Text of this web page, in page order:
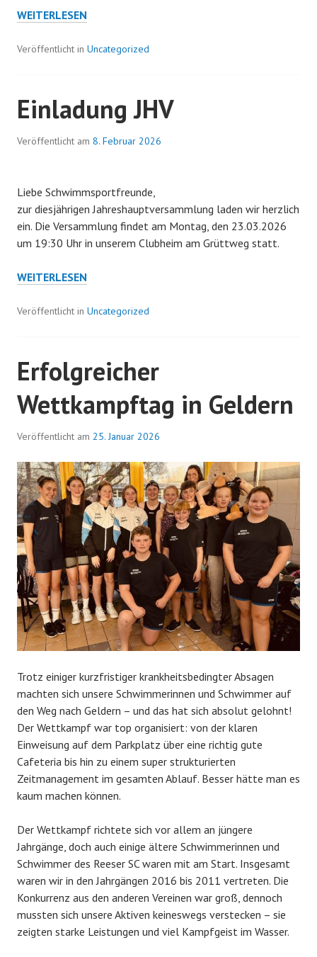
REESER
MIT
IN
GELDERN
WEITERLESEN
Veröffentlicht in Uncategorized
Einladung JHV
Veröffentlicht am 8. Februar 2026
Liebe Schwimmsportfreunde,
zur diesjährigen Jahreshauptversammlung laden wir herzlich
ein. Die Versammlung findet am Montag, den 23.03.2026
um 19:30 Uhr in unserem Clubheim am Grüttweg statt.
EINLADUNG
WEITERLESEN
Veröffentlicht in Uncategorized
Erfolgreicher
Wettkampftag in Geldern
Veröffentlicht am 25. Januar 2026
Trotz einiger kurzfristiger krankheitsbedingter Absagen
machten sich unsere Schwimmerinnen und Schwimmer auf
den Weg nach Geldern – und das hat sich absolut gelohnt!
Der Wettkampf war top organisiert: von der klaren
Einweisung auf dem Parkplatz über eine richtig gute
Cafeteria bis hin zu einem super strukturierten
Zeitmanagement im gesamten Ablauf. Besser hätte man es
kaum machen können.
Der Wettkampf richtete sich vor allem an jüngere
Jahrgänge, doch auch einige ältere Schwimmerinnen und
Schwimmer des Reeser SC waren mit am Start. Insgesamt
waren wir in den Jahrgängen 2016 bis 2011 vertreten. Die
Konkurrenz aus den anderen Vereinen war groß, dennoch
mussten sich unsere Aktiven keineswegs verstecken – sie
zeigten starke Leistungen und viel Kampfgeist im Wasser.